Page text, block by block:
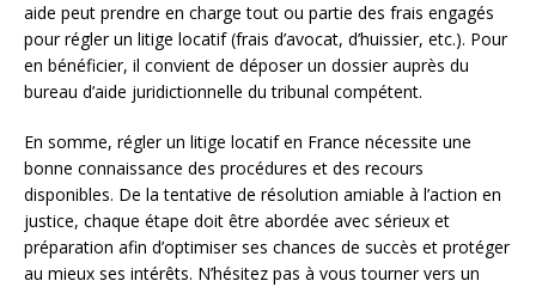
aide peut prendre en charge tout ou partie des frais engagés
pour régler un litige locatif (frais d’avocat, d’huissier, etc.). Pour
en bénéficier, il convient de déposer un dossier auprès du
bureau d’aide juridictionnelle du tribunal compétent.
En somme, régler un litige locatif en France nécessite une
bonne connaissance des procédures et des recours
disponibles. De la tentative de résolution amiable à l’action en
justice, chaque étape doit être abordée avec sérieux et
préparation afin d’optimiser ses chances de succès et protéger
au mieux ses intérêts. N’hésitez pas à vous tourner vers un